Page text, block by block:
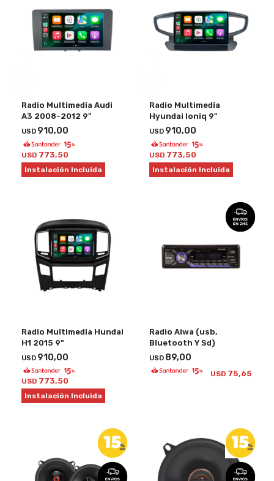
Radio Multimedia Audi
A3 2008-2012 9"
USD 910,00
USD 773,50
Instalación Incluida
Radio Multimedia
Hyundai Ioniq 9"
USD 910,00
USD 773,50
Instalación Incluida
Radio Multimedia Hundai
H1 2015 9"
USD 910,00
USD 773,50
Instalación Incluida
Radio Aiwa (usb,
Bluetooth Y Sd)
USD 89,00
USD 75,65